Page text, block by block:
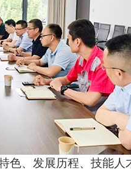
色、发展历程、技能人